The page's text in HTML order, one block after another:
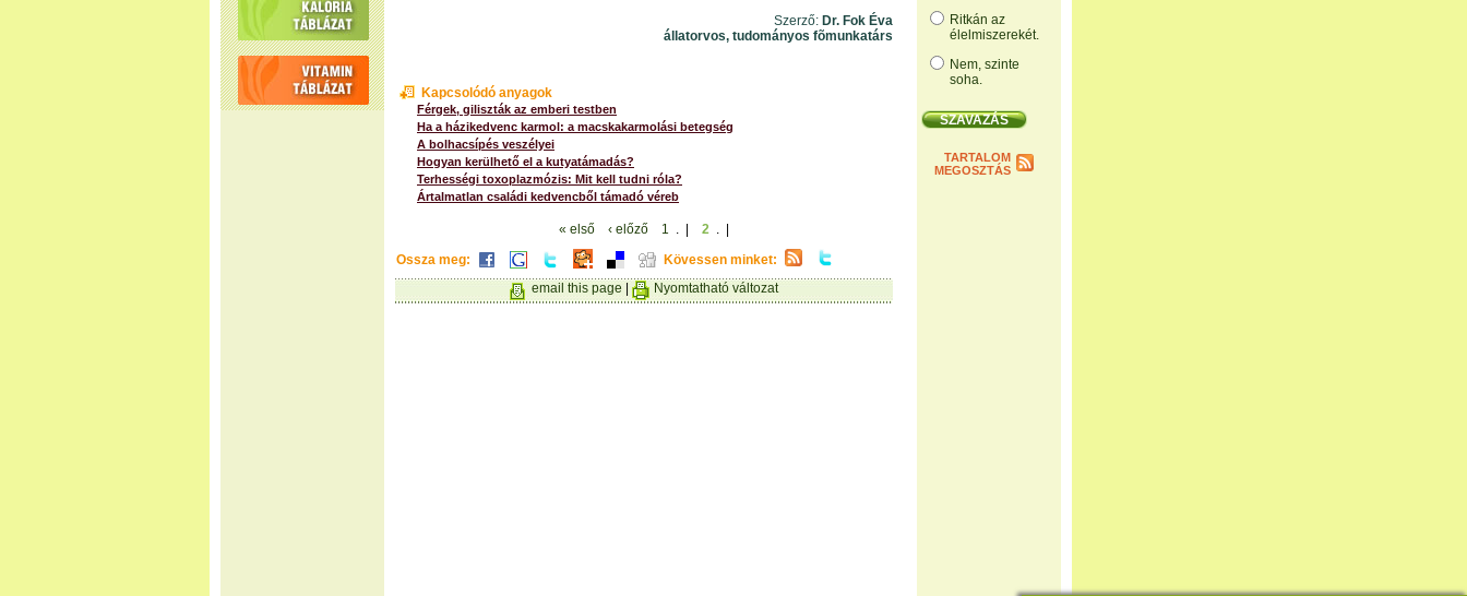
Ritkán az
élelmiszerekét.
Nem, szinte
soha.
TARTALOM
MEGOSZTÁS
Szerző: Dr. Fok Éva
állatorvos, tudományos fõmunkatárs
Kapcsolódó anyagok
Férgek, giliszták az emberi testben
Ha a házikedvenc karmol: a macskakarmolási betegség
A bolhacsípés veszélyei
Hogyan kerülhető el a kutyatámadás?
Terhességi toxoplazmózis: Mit kell tudni róla?
Ártalmatlan családi kedvencből támadó véreb
« első ‹ előző 1 . | 2 . |
Ossza meg:
Kövessen minket:
email this page
Nyomtatható változat